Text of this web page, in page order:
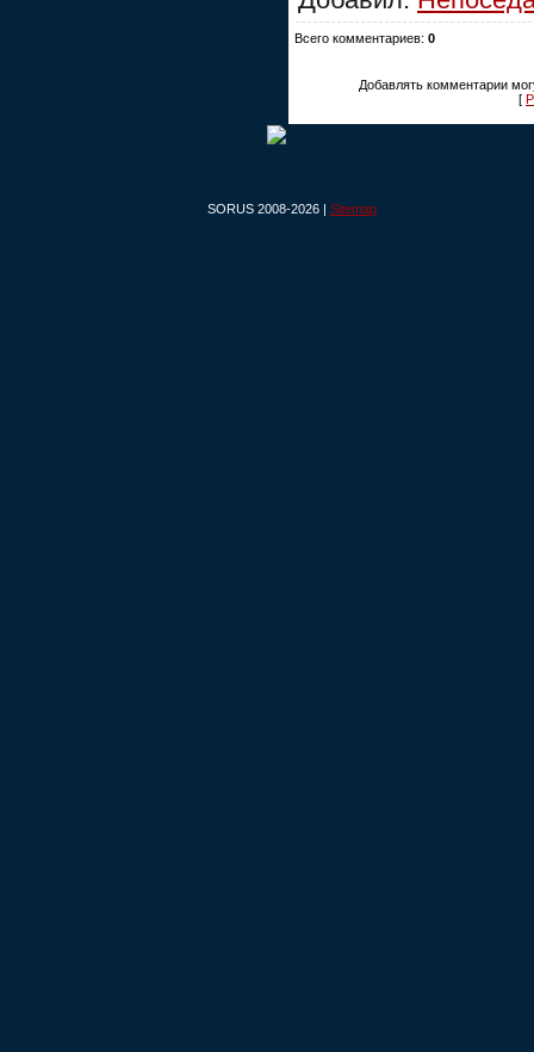
Всего комментариев: 0
Добавлять комментарии
[
SORUS 2008-2026 | Sitemap